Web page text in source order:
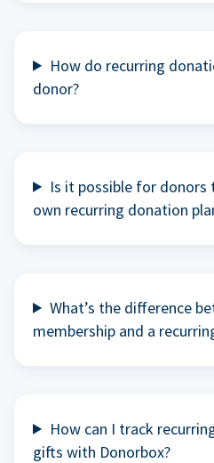
How do recurring
donor?
Is it possible for donors
own recurring donation
What’s the difference
membership and a
How can I track
gifts with Donorbox?